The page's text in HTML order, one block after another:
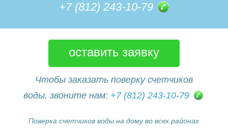
+7 (812) 243-10-79
оставить заявку
Чтобы заказать поверку счетчиков
воды, звоните нам: +7 (812) 243-10-79
Поверка счетчиков воды на дому во всех районах